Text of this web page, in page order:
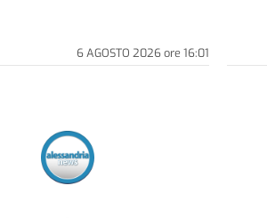
6 AGOSTO 2026ore 16:01